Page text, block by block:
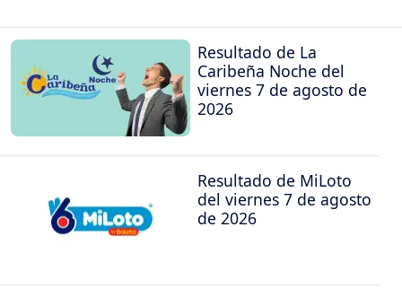
Resultado de La
Caribeña Noche del
viernes 7 de agosto de
2026
Resultado de MiLoto
del viernes 7 de agosto
de 2026